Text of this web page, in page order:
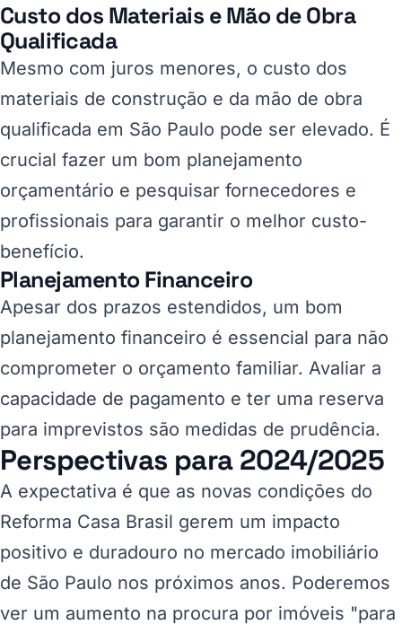
Custo dos Materiais e Mão de Obra
Qualificada
Mesmo com juros menores, o custo dos
materiais de construção e da mão de obra
qualificada em São Paulo pode ser elevado. É
crucial fazer um bom planejamento
orçamentário e pesquisar fornecedores e
profissionais para garantir o melhor custo-
benefício.
Planejamento Financeiro
Apesar dos prazos estendidos, um bom
planejamento financeiro é essencial para não
comprometer o orçamento familiar. Avaliar a
capacidade de pagamento e ter uma reserva
para imprevistos são medidas de prudência.
Perspectivas para 2024/2025
A expectativa é que as novas condições do
Reforma Casa Brasil gerem um impacto
positivo e duradouro no mercado imobiliário
de São Paulo nos próximos anos. Poderemos
ver um aumento na procura por imóveis "para